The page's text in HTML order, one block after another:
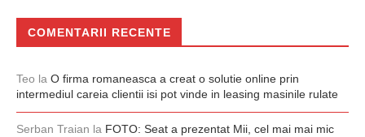
COMENTARII RECENTE
Teo la O firma romaneasca a creat o solutie online prin
intermediul careia clientii isi pot vinde in leasing masinile rulate
Serban Traian la FOTO: Seat a prezentat Mii, cel mai mai mic